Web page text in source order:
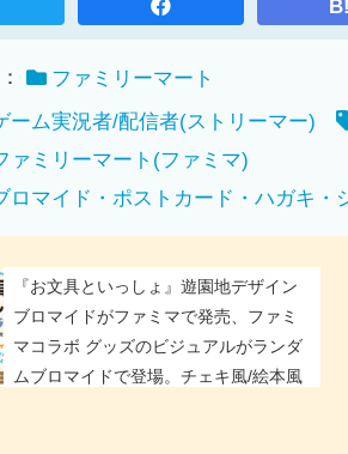
ファミリーマート(ファミマ)
ブロマイド・ポストカード・ハガキ・
『お文具といっしょ』遊園地デザイン
ブロマイドがファミマで発売、ファミ
マコラボ グッズのビジュアルがランダ
ムブロマイドで登場。チェキ風/絵本風
デザインのブロマイドも再販売